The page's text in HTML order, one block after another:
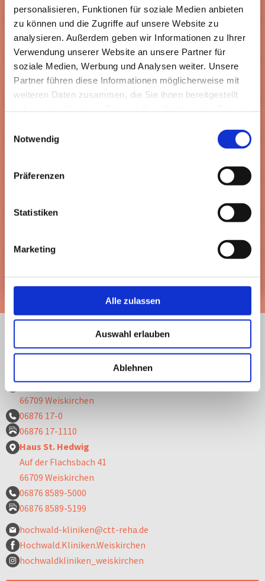
personalisieren, Funktionen für soziale Medien anbieten
zu können und die Zugriffe auf unsere Website zu
analysieren. Außerdem geben wir Informationen zu Ihrer
Verwendung unserer Website an unsere Partner für
soziale Medien, Werbung und Analysen weiter. Unsere
Partner führen diese Informationen möglicherweise mit
weiteren Daten zusammen, die Sie ihnen bereitgestellt
Notwendig
Präferenzen
Statistiken
Marketing
Alle zulassen
Auswahl erlauben
Ablehnen
Reha bei Amputationen
Reha bei Chronischem Schmerzsyndrom
Reha bei degenerativer Wirbelsäulenerkrankung
Reha-Klinik Orthopädie – Standort
Hochwald-Kliniken Weiskirchen
Am Kurzentrum 1
66709 Weiskirchen
06876 17-0
06876 17-1110
Haus St. Hedwig
Auf der Flachsbach 41
66709 Weiskirchen
06876 8589-5000
06876 8589-5199
hochwald-kliniken@ctt-reha.de
Hochwald.Kliniken.Weiskirchen
hochwaldkliniken_weiskirchen